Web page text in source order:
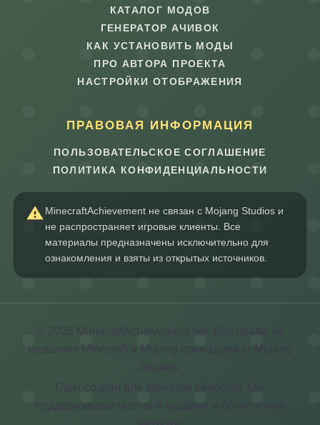
КАТАЛОГ МОДОВ
ГЕНЕРАТОР АЧИВОК
КАК УСТАНОВИТЬ МОДЫ
ПРО АВТОРА ПРОЕКТА
НАСТРОЙКИ ОТОБРАЖЕНИЯ
ПРАВОВАЯ ИНФОРМАЦИЯ
ПОЛЬЗОВАТЕЛЬСКОЕ СОГЛАШЕНИЕ
ПОЛИТИКА КОНФИДЕНЦИАЛЬНОСТИ
MinecraftAchievement не связан с Mojang Studios и
не распространяет игровые клиенты. Все
материалы предназначены исключительно для
ознакомления и взяты из открытых источников.
© 2026 MinecraftAchievement.net. Все права на
названия Minecraft и Mojang принадлежат Mojang
Сайт создан для фанатов Minecraft. Мы
поддерживаем честный моддинг и безопасные